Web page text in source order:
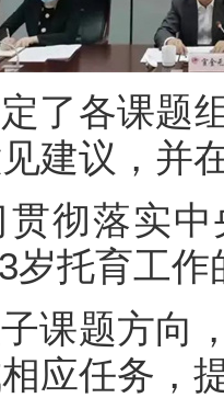
了各课题
建议，并
彻落实
岁托育工
课题方向
应任务，